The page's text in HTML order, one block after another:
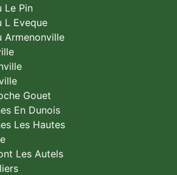
Le Pin
L Eveque
Armenonville
Gouet
En Dunois
Les Hautes
Les Autels